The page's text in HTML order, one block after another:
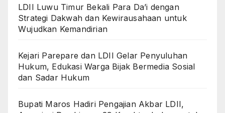
LDII Luwu Timur Bekali Para Da’i dengan
Strategi Dakwah dan Kewirausahaan untuk
Wujudkan Kemandirian
Kejari Parepare dan LDII Gelar Penyuluhan
Hukum, Edukasi Warga Bijak Bermedia Sosial
dan Sadar Hukum
Bupati Maros Hadiri Pengajian Akbar LDII,